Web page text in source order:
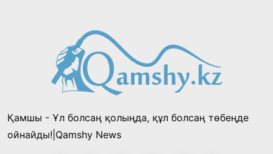
Қамшы - Ұл болсаң қолыңда, құл болсаң төбеңде
ойнайды!|Qamshy News